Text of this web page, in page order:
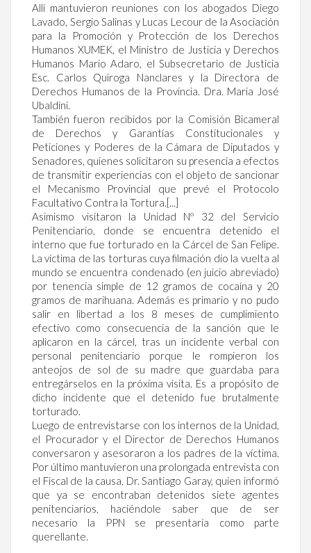
Allí mantuvieron reuniones con los abogados Diego
Lavado, Sergio Salinas y Lucas Lecour de la Asociación
para la Promoción y Protección de los Derechos
Humanos XUMEK, el Ministro de Justicia y Derechos
Humanos Mario Adaro, el Subsecretario de Justicia
Esc. Carlos Quiroga Nanclares y la Directora de
Derechos Humanos de la Provincia. Dra. Maria José
Ubaldini.
También fueron recibidos por la Comisión Bicameral
de Derechos y Garantías Constitucionales y
Peticiones y Poderes de la Cámara de Diputados y
Senadores, quienes solicitaron su presencia a efectos
de transmitir experiencias con el objeto de sancionar
el Mecanismo Provincial que prevé el Protocolo
Facultativo Contra la Tortura.[...]
Asimismo visitaron la Unidad Nº 32 del Servicio
Penitenciario, donde se encuentra detenido el
interno que fue torturado en la Cárcel de San Felipe.
La víctima de las torturas cuya filmación dio la vuelta al
mundo se encuentra condenado (en juicio abreviado)
por tenencia simple de 12 gramos de cocaína y 20
gramos de marihuana. Además es primario y no pudo
salir en libertad a los 8 meses de cumplimiento
efectivo como consecuencia de la sanción que le
aplicaron en la cárcel, tras un incidente verbal con
personal penitenciario porque le rompieron los
anteojos de sol de su madre que guardaba para
entregárselos en la próxima visita. Es a propósito de
dicho incidente que el detenido fue brutalmente
torturado.
Luego de entrevistarse con los internos de la Unidad,
el Procurador y el Director de Derechos Humanos
conversaron y asesoraron a los padres de la víctima.
Por último mantuvieron una prolongada entrevista con
el Fiscal de la causa, Dr. Santiago Garay, quien informó
que ya se encontraban detenidos siete agentes
penitenciarios, haciéndole saber que de ser
necesario la PPN se presentaría como parte
querellante.